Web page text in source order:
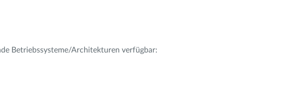
Betriebssysteme/Architekturen verfügbar: